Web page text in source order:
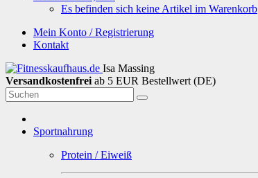
Es befinden sich keine Artikel im Warenkorb
Mein Konto / Registrierung
Kontakt
Isa Massing
Versandkostenfrei ab 5 EUR Bestellwert (DE)
Sportnahrung
Protein / Eiweiß